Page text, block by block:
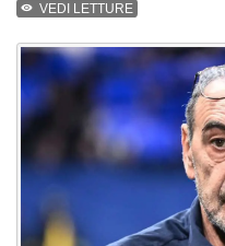
VEDI LETTURE